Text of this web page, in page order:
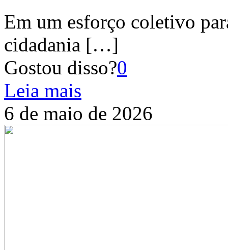
Em um esforço coletivo
cidadania […]
Gostou disso?0
Leia mais
6 de maio de 2026